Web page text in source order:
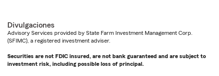
Divulgaciones
Advisory Services provided by State Farm Investment Management Corp.
(SFIMC), a registered investment adviser.
Securities are not FDIC insured, are not bank guaranteed and are subject to
investment risk, including possible loss of principal.